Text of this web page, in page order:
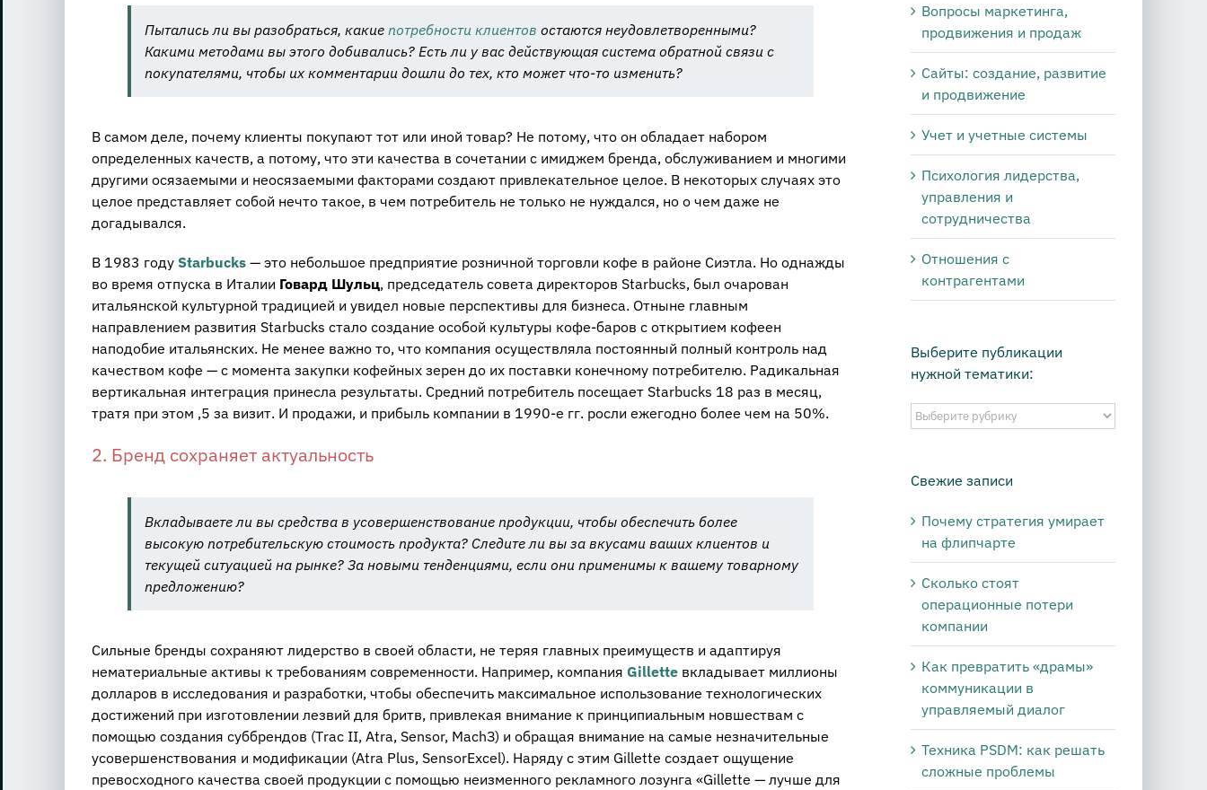
Пытались ли вы разобраться, какие потребности клиентов остаются неудовлетворенными?
Какими методами вы этого добивались? Есть ли у вас действующая система обратной связи с
покупателями, чтобы их комментарии дошли до тех, кто может что-то изменить?
В самом деле, почему клиенты покупают тот или иной товар? Не потому, что он обладает набором
определенных качеств, а потому, что эти качества в сочетании с имиджем бренда, обслуживанием и многими
другими осязаемыми и неосязаемыми факторами создают привлекательное целое. В некоторых случаях это
целое представляет собой нечто такое, в чем потребитель не только не нуждался, но о чем даже не
догадывался.
В 1983 году Starbucks — это небольшое предприятие розничной торговли кофе в районе Сиэтла. Но однажды
во время отпуска в Италии Говард Шульц, председатель совета директоров Starbucks, был очарован
итальянской культурной традицией и увидел новые перспективы для бизнеса. Отныне главным
направлением развития Starbucks стало создание особой культуры кофе-баров с открытием кофеен
наподобие итальянских. Не менее важно то, что компания осуществляла постоянный полный контроль над
качеством кофе — с момента закупки кофейных зерен до их поставки конечному потребителю. Радикальная
вертикальная интеграция принесла результаты. Средний потребитель посещает Starbucks 18 раз в месяц,
тратя при этом ,5 за визит. И продажи, и прибыль компании в 1990-е гг. росли ежегодно более чем на 50%.
2. Бренд сохраняет актуальность
Вкладываете ли вы средства в усовершенствование продукции, чтобы обеспечить более
высокую потребительскую стоимость продукта? Следите ли вы за вкусами ваших клиентов и
текущей ситуацией на рынке? За новыми тенденциями, если они применимы к вашему товарному
предложению?
Сильные бренды сохраняют лидерство в своей области, не теряя главных преимуществ и адаптируя
нематериальные активы к требованиям современности. Например, компания Gillette вкладывает миллионы
долларов в исследования и разработки, чтобы обеспечить максимальное использование технологических
достижений при изготовлении лезвий для бритв, привлекая внимание к принципиальным новшествам с
помощью создания суббрендов (Тrас II, Atra, Sensor, МасhЗ) и обращая внимание на самые незначительные
усовершенствования и модификации (Atra Plus, SensorExcel). Наряду с этим Gillette создает ощущение
превосходного качества своей продукции с помощью неизменного рекламного лозунга «Gillette — лучше для
Вопросы маркетинга,
продвижения и продаж
Сайты: создание, развитие
и продвижение
Учет и учетные системы
Психология лидерства,
управления и
сотрудничества
Отношения с
контрагентами
Выберите публикации
нужной тематики:
Выберите
публикации
тематики:
Свежие записи
Почему стратегия умирает
на флипчарте
Сколько стоят
операционные потери
компании
Как превратить «драмы»
коммуникации в
управляемый диалог
Техника PSDM: как решать
сложные проблемы